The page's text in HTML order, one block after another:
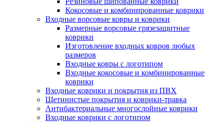
Кокосовые и комбинированные коврики
Входные ворсовые ковры и коврики
Размерные ворсовые грязезащитные
коврики
Изготовление входных ковров любых
размеров
Входные ковры с логотипом
Входные кокосовые и комбинированные
коврики
Входные коврики и покрытия из ПВХ
Щетинистые покрытия и коврики-травка
Антибактериальные многослойные коврики
Входные коврики с логотипом